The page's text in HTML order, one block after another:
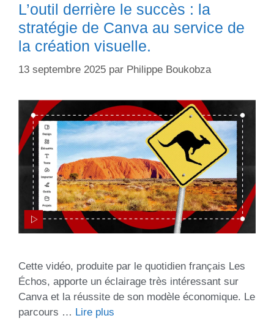
L’outil derrière le succès : la
stratégie de Canva au service de
la création visuelle.
13 septembre 2025 par Philippe Boukobza
Cette vidéo, produite par le quotidien français Les
Échos, apporte un éclairage très intéressant sur
Canva et la réussite de son modèle économique. Le
parcours … Lire plus